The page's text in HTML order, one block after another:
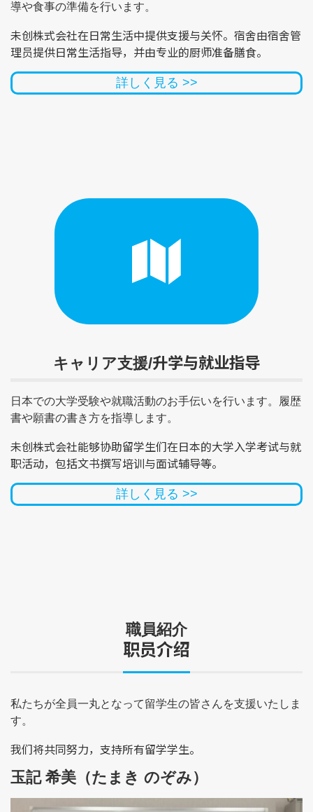
導や食事の準備を行います。
未创株式会社在日常生活中提供支援与关怀。宿舍由宿舍管
理员提供日常生活指导，并由专业的厨师准备膳食。
詳しく見る >>
キャリア支援/升学与就业指导
日本での大学受験や就職活動のお手伝いを行います。履歴
書や願書の書き方を指導します。
未创株式会社能够协助留学生们在日本的大学入学考试与就
职活动，包括文书撰写培训与面试辅导等。
詳しく見る >>
職員紹介
职员介绍
私たちが全員一丸となって留学生の皆さんを支援いたしま
す。
我们将共同努力，支持所有留学学生。
玉記 希美（たまき のぞみ）